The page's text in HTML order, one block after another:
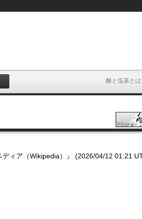
酸と塩基と
ィア（Wikipedia）』 (2026/04/12 01:21